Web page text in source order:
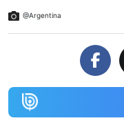
@Argentina